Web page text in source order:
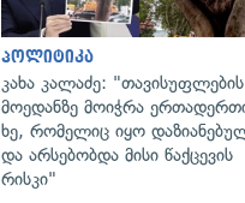
პოლიტიკა
კახა კალაძე: "თავისუფლების
მოედანზე მოიჭრა
ხე, რომელიც იყო
და არსებობდა მისი წაქცევის
რისკი"